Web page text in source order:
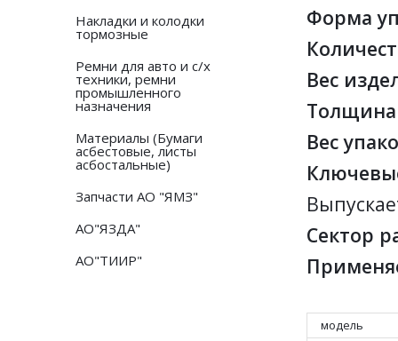
Накладки и колодки
тормозные
Ремни для авто и с/х
техники, ремни
промышленного
назначения
Материалы (Бумаги
асбестовые, листы
асбостальные)
Запчасти АО "ЯМЗ"
АО"ЯЗДА"
АО"ТИИР"
Форма
Вес
Вес
Сектор
модель